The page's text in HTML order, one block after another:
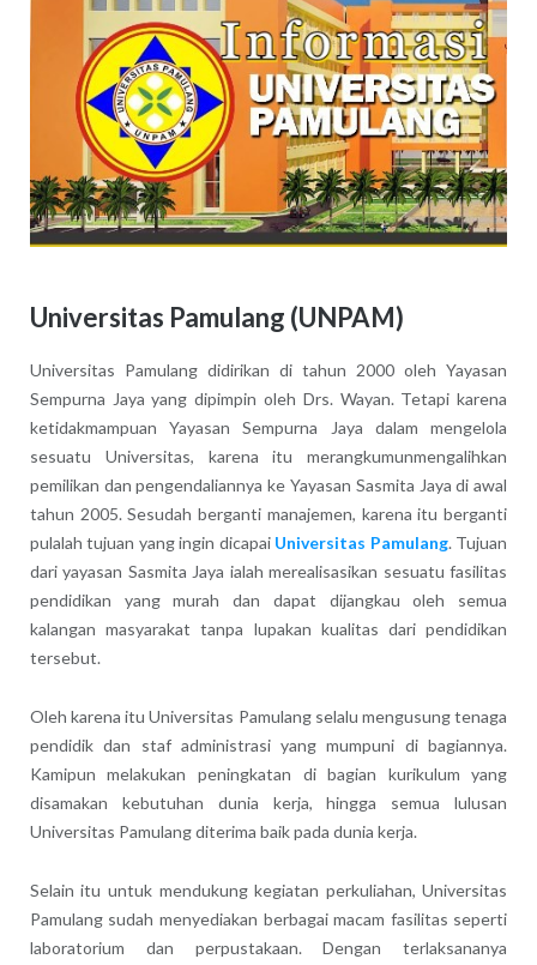
Universitas Pamulang (UNPAM)
Universitas Pamulang didirikan di tahun 2000 oleh Yayasan
Sempurna Jaya yang dipimpin oleh Drs. Wayan. Tetapi karena
ketidakmampuan Yayasan Sempurna Jaya dalam mengelola
sesuatu Universitas, karena itu merangkumunmengalihkan
pemilikan dan pengendaliannya ke Yayasan Sasmita Jaya di awal
tahun 2005. Sesudah berganti manajemen, karena itu berganti
pulalah tujuan yang ingin dicapai Universitas Pamulang. Tujuan
dari yayasan Sasmita Jaya ialah merealisasikan sesuatu fasilitas
pendidikan yang murah dan dapat dijangkau oleh semua
kalangan masyarakat tanpa lupakan kualitas dari pendidikan
tersebut.
Oleh karena itu Universitas Pamulang selalu mengusung tenaga
pendidik dan staf administrasi yang mumpuni di bagiannya.
Kamipun melakukan peningkatan di bagian kurikulum yang
disamakan kebutuhan dunia kerja, hingga semua lulusan
Universitas Pamulang diterima baik pada dunia kerja.
Selain itu untuk mendukung kegiatan perkuliahan, Universitas
Pamulang sudah menyediakan berbagai macam fasilitas seperti
laboratorium dan perpustakaan. Dengan terlaksananya